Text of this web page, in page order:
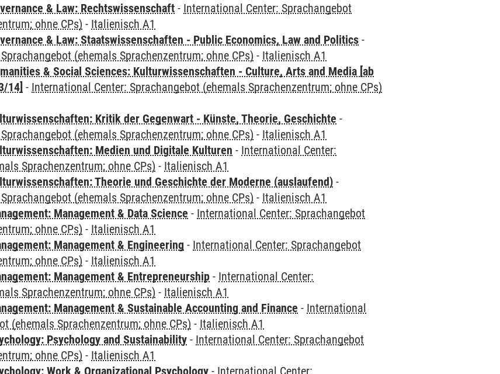
& Law: Rechtswissenschaft - International Center: Sprachangebot
ohne CPs) - Italienisch A1
& Law: Staatswissenschaften - Public Economics, Law and Politics -
(ehemals Sprachenzentrum; ohne CPs) - Italienisch A1
& Social Sciences: Kulturwissenschaften - Culture, Arts and Media [ab
14] - International Center: Sprachangebot (ehemals Sprachenzentrum; ohne CPs)
Kritik der Gegenwart - Künste, Theorie, Geschichte -
(ehemals Sprachenzentrum; ohne CPs) - Italienisch A1
Medien und Digitale Kulturen - International Center:
Sprachenzentrum; ohne CPs) - Italienisch A1
Theorie und Geschichte der Moderne (auslaufend) -
(ehemals Sprachenzentrum; ohne CPs) - Italienisch A1
Management & Data Science - International Center: Sprachangebot
ohne CPs) - Italienisch A1
Management & Engineering - International Center: Sprachangebot
ohne CPs) - Italienisch A1
Management & Entrepreneurship - International Center:
Sprachenzentrum; ohne CPs) - Italienisch A1
Management & Sustainable Accounting and Finance - International
(ehemals Sprachenzentrum; ohne CPs) - Italienisch A1
Psychology and Sustainability - International Center: Sprachangebot
ohne CPs) - Italienisch A1
Work & Organizational Psychology - International Center: